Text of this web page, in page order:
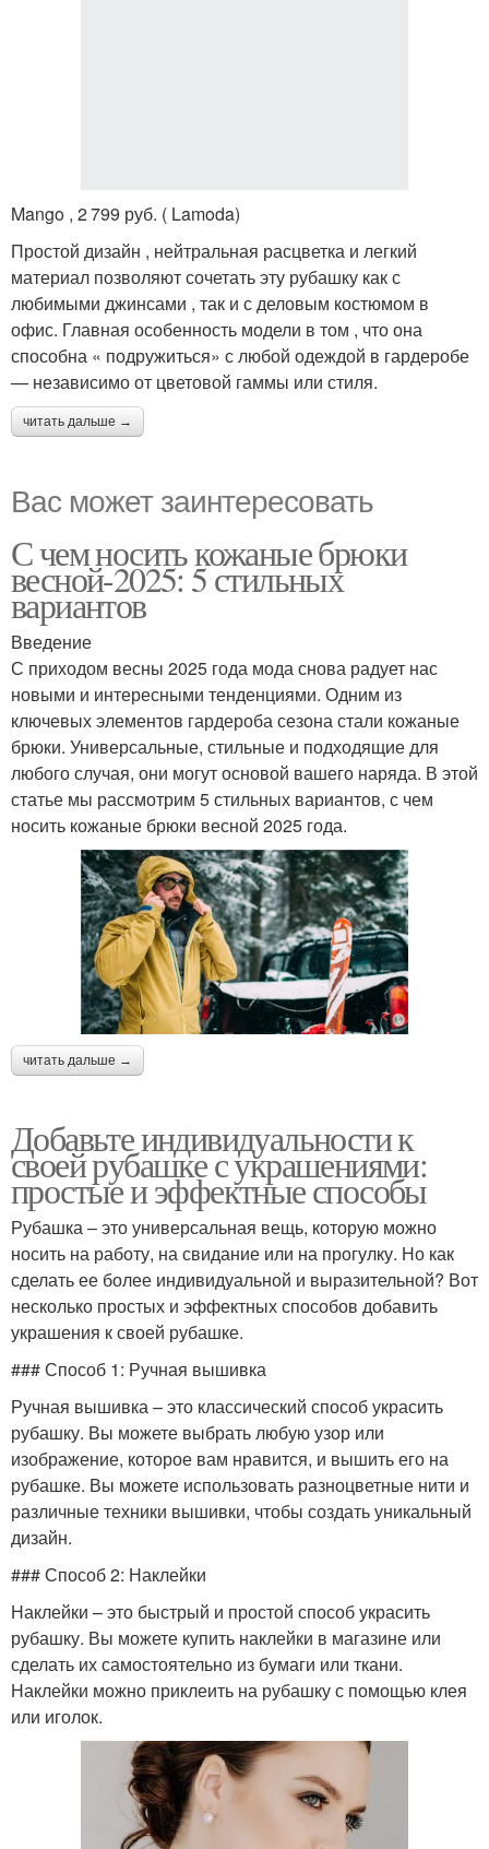
Mango , 2 799 руб. ( Lamoda)
Простой дизайн , нейтральная расцветка и легкий
материал позволяют сочетать эту рубашку как с
любимыми джинсами , так и с деловым костюмом в
офис. Главная особенность модели в том , что она
способна « подружиться» с любой одеждой в гардеробе
— независимо от цветовой гаммы или стиля.
читать дальше →
Вас может заинтересовать
С чем носить кожаные брюки
весной-2025: 5 стильных
вариантов
Введение
С приходом весны 2025 года мода снова радует нас
новыми и интересными тенденциями. Одним из
ключевых элементов гардероба сезона стали кожаные
брюки. Универсальные, стильные и подходящие для
любого случая, они могут основой вашего наряда. В этой
статье мы рассмотрим 5 стильных вариантов, с чем
носить кожаные брюки весной 2025 года.
читать дальше →
Добавьте индивидуальности к
своей рубашке с украшениями:
простые и эффектные способы
Рубашка – это универсальная вещь, которую можно
носить на работу, на свидание или на прогулку. Но как
сделать ее более индивидуальной и выразительной? Вот
несколько простых и эффектных способов добавить
украшения к своей рубашке.
### Способ 1: Ручная вышивка
Ручная вышивка – это классический способ украсить
рубашку. Вы можете выбрать любую узор или
изображение, которое вам нравится, и вышить его на
рубашке. Вы можете использовать разноцветные нити и
различные техники вышивки, чтобы создать уникальный
дизайн.
### Способ 2: Наклейки
Наклейки – это быстрый и простой способ украсить
рубашку. Вы можете купить наклейки в магазине или
сделать их самостоятельно из бумаги или ткани.
Наклейки можно приклеить на рубашку с помощью клея
или иголок.